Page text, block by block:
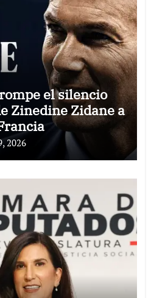
el silencio
Zinedine Zidane a
2026